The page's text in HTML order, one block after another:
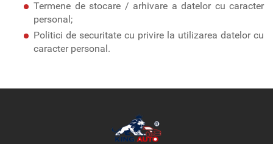
Termene de stocare / arhivare a datelor cu caracter
personal;
Politici de securitate cu privire la utilizarea datelor cu
caracter personal.